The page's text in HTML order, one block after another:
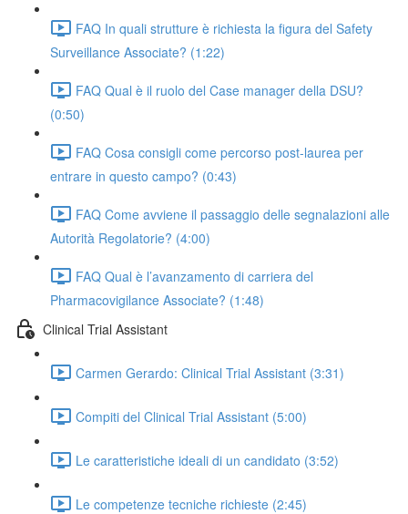
FAQ In quali strutture è richiesta la figura del Safety
Surveillance Associate? (1:22)
FAQ Qual è il ruolo del Case manager della DSU?
(0:50)
FAQ Cosa consigli come percorso post-laurea per
entrare in questo campo? (0:43)
FAQ Come avviene il passaggio delle segnalazioni alle
Autorità Regolatorie? (4:00)
FAQ Qual è l’avanzamento di carriera del
Pharmacovigilance Associate? (1:48)
Clinical Trial Assistant
Carmen Gerardo: Clinical Trial Assistant (3:31)
Compiti del Clinical Trial Assistant (5:00)
Le caratteristiche ideali di un candidato (3:52)
Le competenze tecniche richieste (2:45)